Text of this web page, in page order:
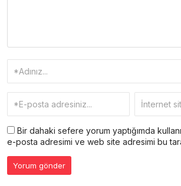
Bir dahaki sefere yorum yaptığımda
e-posta adresimi ve web site adresimi bu